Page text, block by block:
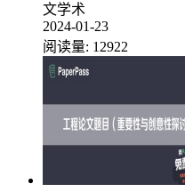
文学术
2024-01-23
阅读量: 12922